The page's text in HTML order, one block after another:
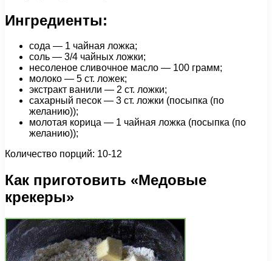
Ингредиенты:
сода — 1 чайная ложка;
соль — 3/4 чайных ложки;
несоленое сливочное масло — 100 грамм;
молоко — 5 ст. ложек;
экстракт ванили — 2 ст. ложки;
сахарный песок — 3 ст. ложки (посыпка (по
желанию));
молотая корица — 1 чайная ложка (посыпка (по
желанию));
Количество порций: 10-12
Как приготовить «Медовые
крекеры»